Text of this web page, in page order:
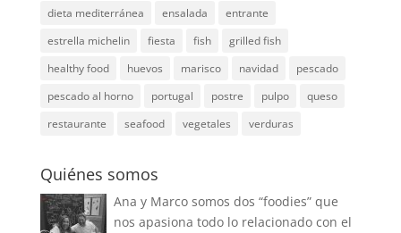
dieta mediterránea
ensalada
entrante
estrella michelin
fiesta fish
grilled fish
healthy food
huevos marisco navidad
pescado
pescado al horno
portugal postre pulpo
queso
restaurante
seafood vegetales verduras
Quiénes somos
Ana y Marco somos dos “foodies” que
nos apasiona todo lo relacionado con el